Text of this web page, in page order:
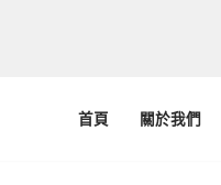
首頁 關於我們